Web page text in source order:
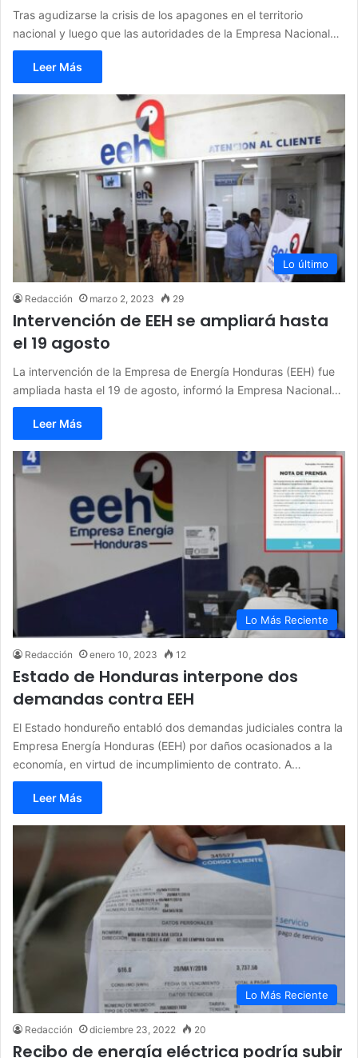
Tras agudizarse la crisis de los apagones en el territorio
nacional y luego que las autoridades de la Empresa Nacional…
Leer Más
Lo último
Redacción marzo 2, 2023 29
Intervención de EEH se ampliará hasta
el 19 agosto
La intervención de la Empresa de Energía Honduras (EEH) fue
ampliada hasta el 19 de agosto, informó la Empresa Nacional…
Leer Más
Lo Más Reciente
Redacción enero 10, 2023 12
Estado de Honduras interpone dos
demandas contra EEH
El Estado hondureño entabló dos demandas judiciales contra la
Empresa Energía Honduras (EEH) por daños ocasionados a la
economía, en virtud de incumplimiento de contrato. A…
Leer Más
Lo Más Reciente
Redacción diciembre 23, 2022 20
Recibo de energía eléctrica podría subir